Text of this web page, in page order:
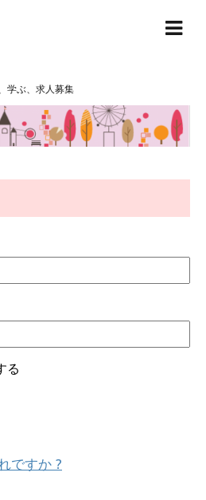
学ぶ、求人募集
る
ですか ?